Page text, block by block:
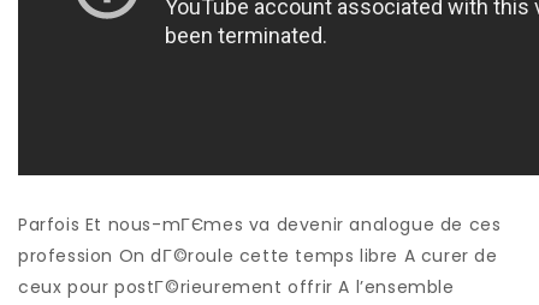
Parfois Et nous-mГЄmes va devenir analogue de ces
profession On dГ©roule cette temps libre A curer de
ceux pour postГ©rieurement offrir A l’ensemble